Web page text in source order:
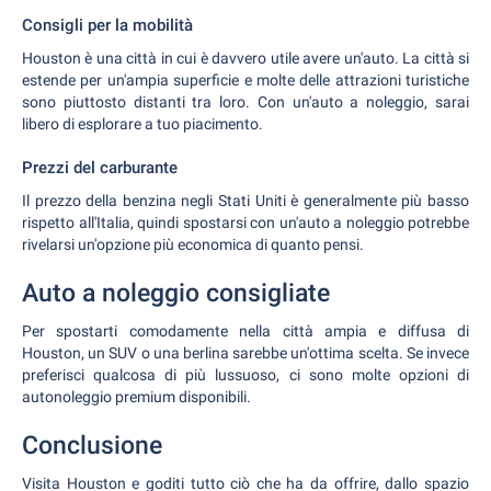
Consigli per la mobilità
Houston è una città in cui è davvero utile avere un'auto. La città si
estende per un'ampia superficie e molte delle attrazioni turistiche
sono piuttosto distanti tra loro. Con un'auto a noleggio, sarai
libero di esplorare a tuo piacimento.
Prezzi del carburante
Il prezzo della benzina negli Stati Uniti è generalmente più basso
rispetto all'Italia, quindi spostarsi con un'auto a noleggio potrebbe
rivelarsi un'opzione più economica di quanto pensi.
Auto a noleggio consigliate
Per spostarti comodamente nella città ampia e diffusa di
Houston, un SUV o una berlina sarebbe un'ottima scelta. Se invece
preferisci qualcosa di più lussuoso, ci sono molte opzioni di
autonoleggio premium disponibili.
Conclusione
Visita Houston e goditi tutto ciò che ha da offrire, dallo spazio